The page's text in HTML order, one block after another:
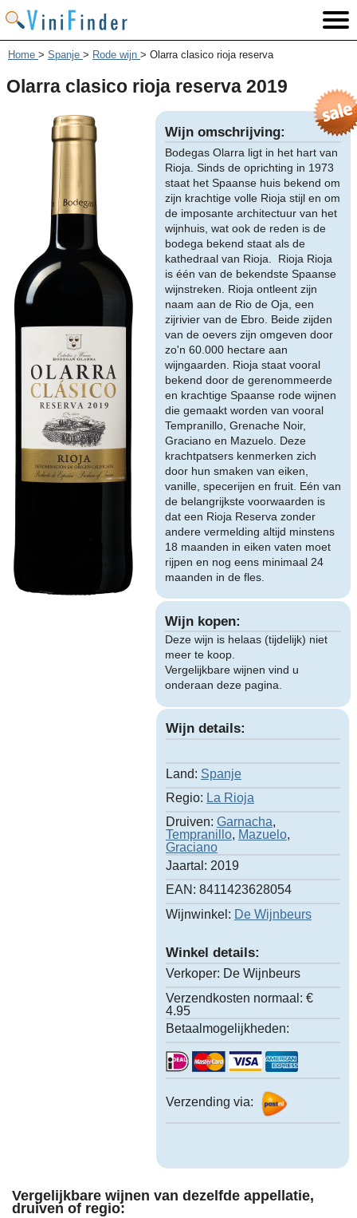
Home > Spanje > Rode wijn > Olarra clasico rioja reserva
Olarra clasico rioja reserva 2019
Wijn omschrijving:
Bodegas Olarra ligt in het hart van
Rioja. Sinds de oprichting in 1973
staat het Spaanse huis bekend om
zijn krachtige volle Rioja stijl en om
de imposante architectuur van het
wijnhuis, wat ook de reden is de
bodega bekend staat als de
kathedraal van Rioja. Rioja Rioja
is één van de bekendste Spaanse
wijnstreken. Rioja ontleent zijn
naam aan de Rio de Oja, een
zijrivier van de Ebro. Beide zijden
van de oevers zijn omgeven door
zo'n 60.000 hectare aan
wijngaarden. Rioja staat vooral
bekend door de gerenommeerde
en krachtige Spaanse rode wijnen
die gemaakt worden van vooral
Tempranillo, Grenache Noir,
Graciano en Mazuelo. Deze
krachtpatsers kenmerken zich
door hun smaken van eiken,
vanille, specerijen en fruit. Eén van
de belangrijkste voorwaarden is
dat een Rioja Reserva zonder
andere vermelding altijd minstens
18 maanden in eiken vaten moet
rijpen en nog eens minimaal 24
maanden in de fles.
Wijn kopen:
Deze wijn is helaas (tijdelijk) niet
meer te koop.
Vergelijkbare wijnen vind u
onderaan deze pagina.
Wijn details:
Land: Spanje
Regio: La Rioja
Druiven: Garnacha,
Tempranillo, Mazuelo,
Graciano
Jaartal: 2019
EAN: 8411423628054
Wijnwinkel: De Wijnbeurs
Winkel details:
Verkoper: De Wijnbeurs
Verzendkosten normaal: €
4.95
Betaalmogelijkheden:
Verzending via:
Vergelijkbare wijnen van dezelfde appellatie,
druiven of regio: